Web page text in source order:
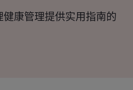
康管理提供实用指南的